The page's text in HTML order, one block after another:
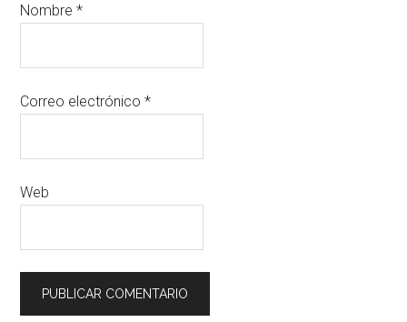
Nombre*
Correo electrónico*
Web